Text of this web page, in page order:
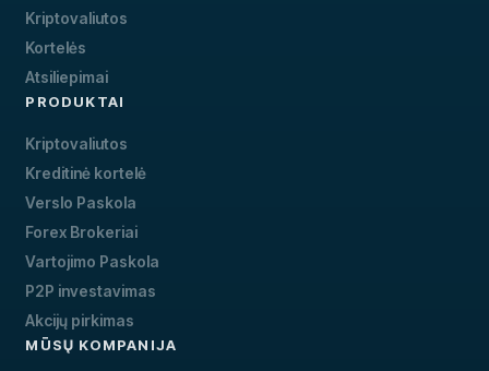
Kriptovaliutos
Kortelės
Atsiliepimai
PRODUKTAI
Kriptovaliutos
Kreditinė kortelė
Verslo Paskola
Forex Brokeriai
Vartojimo Paskola
P2P investavimas
Akcijų pirkimas
MŪSŲ KOMPANIJA